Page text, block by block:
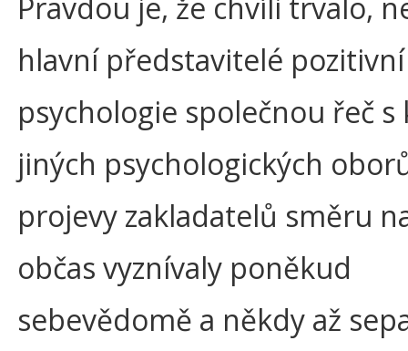
hlavní představitelé pozitivní
psychologie společnou řeč s
jiných psychologických
projevy zakladatelů směru
občas vyznívaly poněkud
sebevědomě a někdy až